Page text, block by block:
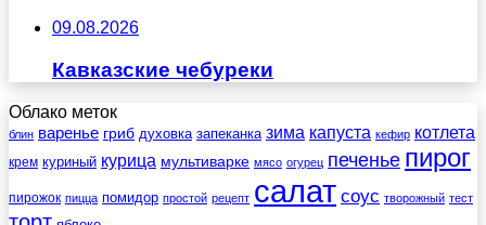
09.08.2026
Кавказские чебуреки
Облако меток
блин варенье гриб духовка запеканка зима капуста кефир котлета
крем куриный курица мультиварке мясо огурец печенье пирог
пирожок пицца помидор простой рецепт салат соус творожный тест